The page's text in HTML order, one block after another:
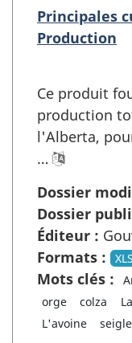
Principales
Production
Ce produit
production
l'Alberta,
…
Dossier
Dossier
Éditeur :
Formats :
Mots clés :
orge
colza
L'avoine
seigle